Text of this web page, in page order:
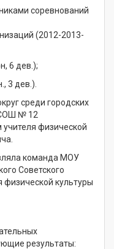
соревнований
(2012-2013-
6 дев.);
3 дев.).
среди городских
№ 12
учителя физической
команда МОУ
Советского
физической культуры
результаты: